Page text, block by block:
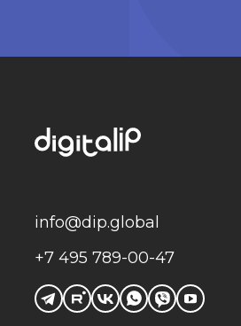
info@dip.global
+7 495 789-00-47